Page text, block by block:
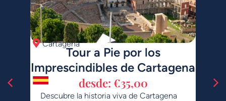
Cartagena
Tour a Pie por los
Imprescindibles de Cartagena
desde: €35,00
Descubre la historia viva de Cartagena